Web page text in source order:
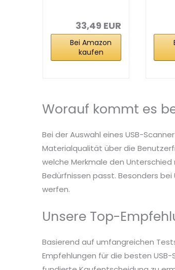
Laser...33,49 EUR
Bei Amazon
kaufen
Worauf kommt es
Bei der Auswahl eines USB-
Materialqualität über die
welche Merkmale den
Bedürfnissen passt. Besonders
werfen.
Unsere Top-
Basierend auf umfangreichen
Empfehlungen für die besten